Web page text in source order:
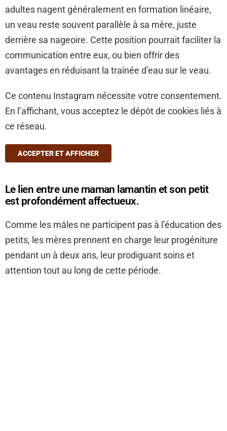
adultes nagent généralement en formation linéaire,
un veau reste souvent parallèle à sa mère, juste
derrière sa nageoire. Cette position pourrait faciliter la
communication entre eux, ou bien offrir des
avantages en réduisant la traînée d’eau sur le veau.
Ce contenu Instagram nécessite votre consentement.
En l’affichant, vous acceptez le dépôt de cookies liés à
ce réseau.
ACCEPTER ET AFFICHER
Le lien entre une maman lamantin et son petit
est profondément affectueux.
Comme les mâles ne participent pas à l’éducation des
petits, les mères prennent en charge leur progéniture
pendant un à deux ans, leur prodiguant soins et
attention tout au long de cette période.